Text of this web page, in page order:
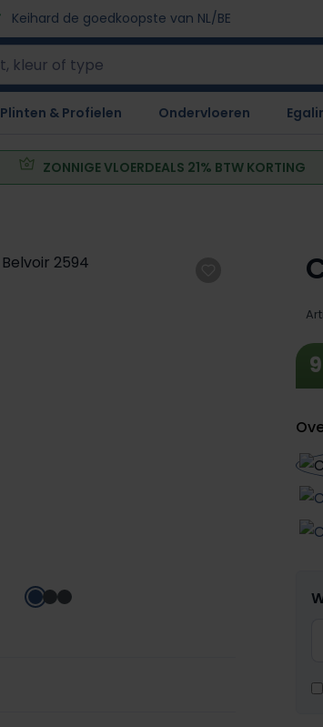
Keihard de goedkoopste van NL/BE
Plinten & Profielen Ondervloeren
ZONNIGE VLOERDEALS 21% BTW KORTING